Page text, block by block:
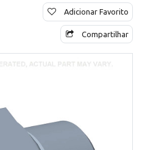
Adicionar Favorito
Compartilhar